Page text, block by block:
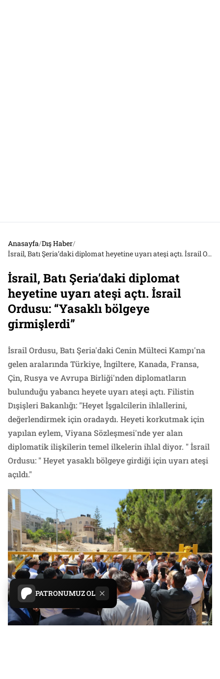
PATRONUMUZ OL
Anasayfa/Dış Haber/
İsrail, Batı Şeria’daki diplomat heyetine uyarı ateşi açtı. İsrail Ordusu: “Yasaklı bölgeye girmişlerdi”
İsrail, Batı Şeria’daki diplomat
heyetine uyarı ateşi açtı. İsrail
Ordusu: “Yasaklı bölgeye
girmişlerdi”
İsrail Ordusu, Batı Şeria'daki Cenin Mülteci Kampı'na
gelen aralarında Türkiye, İngiltere, Kanada, Fransa,
Çin, Rusya ve Avrupa Birliği'nden diplomatların
bulunduğu yabancı heyete uyarı ateşi açtı. Filistin
Dışişleri Bakanlığı: "Heyet İşgalcilerin ihlallerini,
değerlendirmek için oradaydı. Heyeti korkutmak için
yapılan eylem, Viyana Sözleşmesi'nde yer alan
diplomatik ilişkilerin temel ilkelerin ihlal diyor. " İsrail
Ordusu: " Heyet yasaklı bölgeye girdiği için uyarı ateşi
açıldı."